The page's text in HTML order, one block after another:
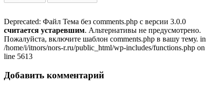
Deprecated: Файл Тема без comments.php с версии 3.0.0
считается устаревшим. Альтернативы не предусмотрено.
Пожалуйста, включите шаблон comments.php в вашу тему. in
/home/i/itnors/nors-r.ru/public_html/wp-includes/functions.php on
line 5613
Добавить комментарий